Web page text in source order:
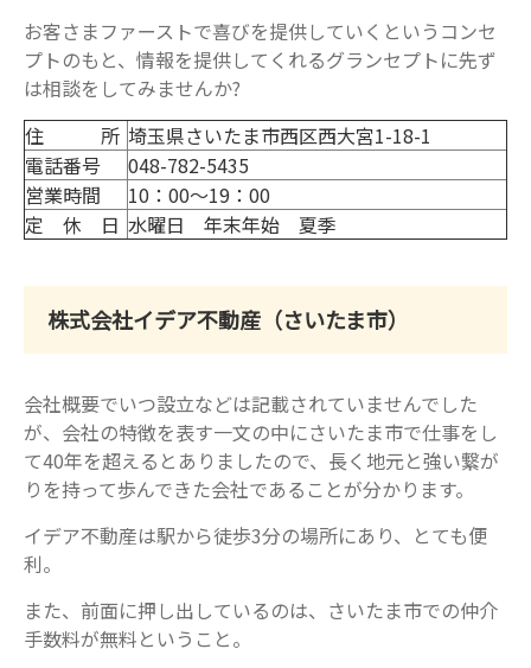
お客さまファーストで喜びを提供していくというコンセ
プトのもと、情報を提供してくれるグランセプトに先ず
は相談をしてみませんか?
住 所 埼玉県さいたま市西区西大宮1-18-1
電話番号
048-782-5435
営業時間
10：00～19：00
定 休 日 水曜日 年末年始 夏季
株式会社イデア不動産（さいたま市）
会社概要でいつ設立などは記載されていませんでした
が、会社の特徴を表す一文の中にさいたま市で仕事をし
て40年を超えるとありましたので、長く地元と強い繋が
りを持って歩んできた会社であることが分かります。
イデア不動産は駅から徒歩3分の場所にあり、とても便
利。
また、前面に押し出しているのは、さいたま市での仲介
手数料が無料ということ。